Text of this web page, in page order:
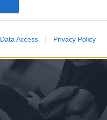
Data Access Privacy Policy